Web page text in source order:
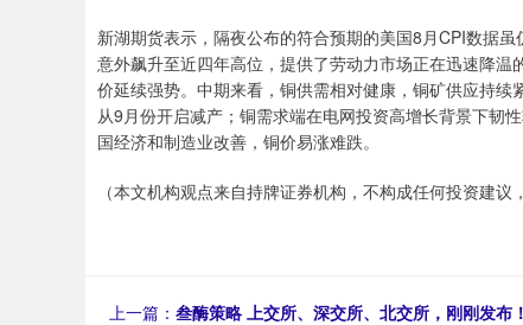
新湖期货表示，隔夜公布的符合预期的美国8月CPI数据
意外飙升至近四年高位，提供了劳动力市场正在迅速降
价延续强势。中期来看，铜供需相对健康，铜矿供应持
从9月份开启减产；铜需求端在电网投资高增长背景下韧
国经济和制造业改善，铜价易涨难跌。
（本文机构观点来自持牌证券机构，不构成任何投资建
上一篇： 叁酶策略 上交所、深交所、北交所，刚刚发布！